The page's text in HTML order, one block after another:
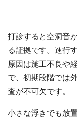
打診すると空洞音
る証拠です。進行
原因は施工不良や
で、初期段階では
査が不可欠です。
小さな浮きでも放